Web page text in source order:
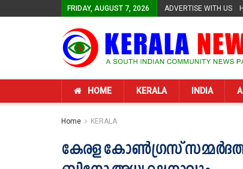
FRIDAY, AUGUST 7, 2026 ADVERTISE WITH US
HOME KERALA INDIA
Home KERALA
കേരള കോണ്‍ഗ്രസ്